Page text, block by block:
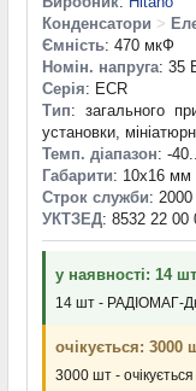
Конденсатори >
Ємність: 470 мкФ
Номін. напруга: 35
Серія: ECR
Тип: загального
установки,
Темп. діапазон: -
Габарити: 10x16 мм
Строк служби: 2000
УКТЗЕД: 8532 22 00
у наявності: 14 шт
14 шт - РАДІОМАГ-
очікується: 3000
3000 шт -